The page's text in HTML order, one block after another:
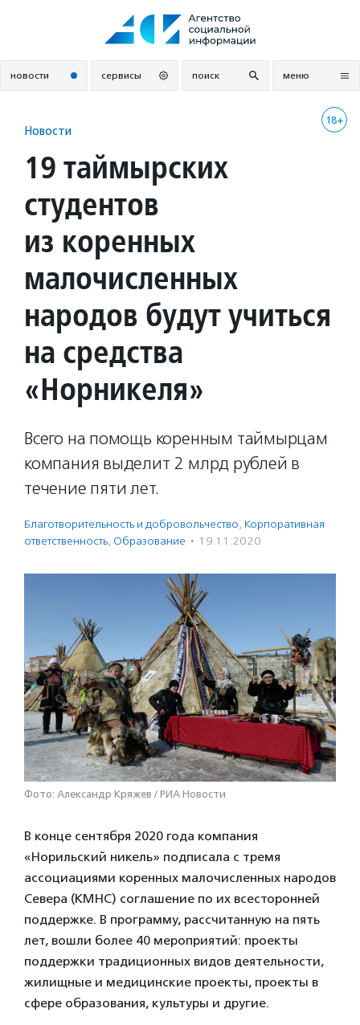
новости сервисы поиск меню
18+
Новости
19 таймырских
студентов
из коренных
малочисленных
народов будут учиться
на средства
«Норникеля»
Всего на помощь коренным таймырцам
компания выделит 2 млрд рублей в
течение пяти лет.
Благотвори­тель­ность и доброволь­чест­во, Корпоративная
ответственность, Образование · 19.11.2020
Фото: Александр Кряжев / РИА Новости
В конце сентября 2020 года компания
«Норильский никель» подписала с тремя
ассоциациями коренных малочисленных народов
Севера (КМНС) соглашение по их всесторонней
поддержке. В программу, рассчитанную на пять
лет, вошли более 40 мероприятий: проекты
поддержки традиционных видов деятельности,
жилищные и медицинские проекты, проекты в
сфере образования, культуры и другие.